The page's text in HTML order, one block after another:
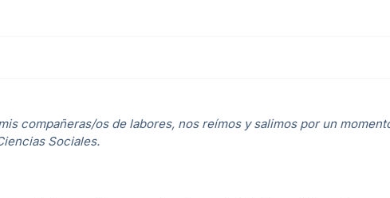
compañeras/os de labores, nos reímos y salimos por un
Sociales.